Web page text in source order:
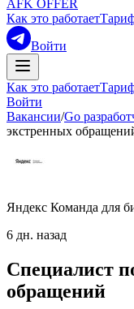
AFK OFFER
Как это работает
Войти
Как это работает
Войти
Вакансии/Go
экстренных
Яндекс Команда для
6 дн. назад
Специалист
обращений